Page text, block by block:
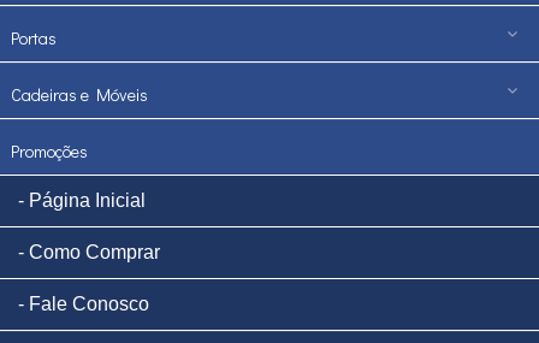
Portas
Cadeiras e Móveis
Promoções
Página Inicial
Como Comprar
Fale Conosco